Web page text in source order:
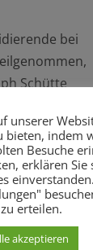
bei
Schütte
unserer
auf eigene
sein, gibt
unserer
bieten, indem
Besuche
erklären Sie
erteilen.
akzeptieren